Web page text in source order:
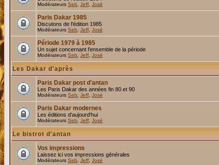
Modérateurs Seb Jeff José
Paris Dakar 1985
Discutons de l'édition 1985
Modérateurs Seb Jeff José
Période 1979 à 1985
Un sujet concernant l'ensemble de la période
Modérateurs Seb Jeff José
Les Dakar d'après
Paris Dakar post d'antan
Les Paris Dakar des années fin 80 et 90
Modérateurs Seb Jeff José
Paris Dakar modernes
Les éditions d'aujourd'hui
Modérateurs Seb Jeff José
Le bistrot d'antan
Vos impressions
Laissez ici vos impressions générales
Modérateurs Seb Jeff José